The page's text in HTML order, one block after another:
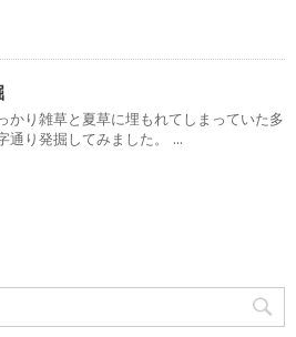
かり雑草と夏草に埋もれてしまっていた多
通り発掘してみました。 ...